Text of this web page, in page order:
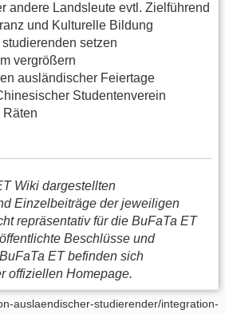
andere Landsleute evtl. Zielführend
und Kulturelle Bildung
setzen
vergrößern
ausländischer Feiertage
Studentenverein
Räten
Wiki dargestellten
Einzelbeiträge der jeweiligen
repräsentativ für die BuFaTa ET
Beschlüsse und
ET befinden sich
offiziellen Homepage.
auslaendischer-studierender/integration-